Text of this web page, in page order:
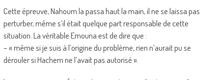
Cette épreuve, Nahoum la passa haut la main, il ne se laissa pas
perturber, même s’il était quelque part responsable de cette
situation. La véritable Emouna est de dire que :
– « même si je suis à l’origine du problème, rien n’aurait pu se
dérouler si Hachem ne l’avait pas autorisé ».